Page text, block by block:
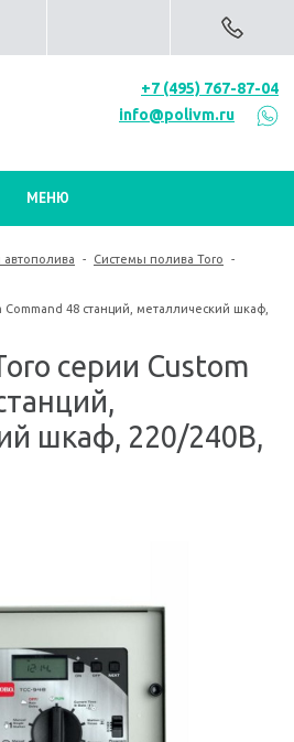
+7 (495) 767-87-04
info@polivm.ru
МЕНЮ
автополива - Системы полива Toro -
48 станций, металлический шкаф,
серии Custom
шкаф, 220/240В,